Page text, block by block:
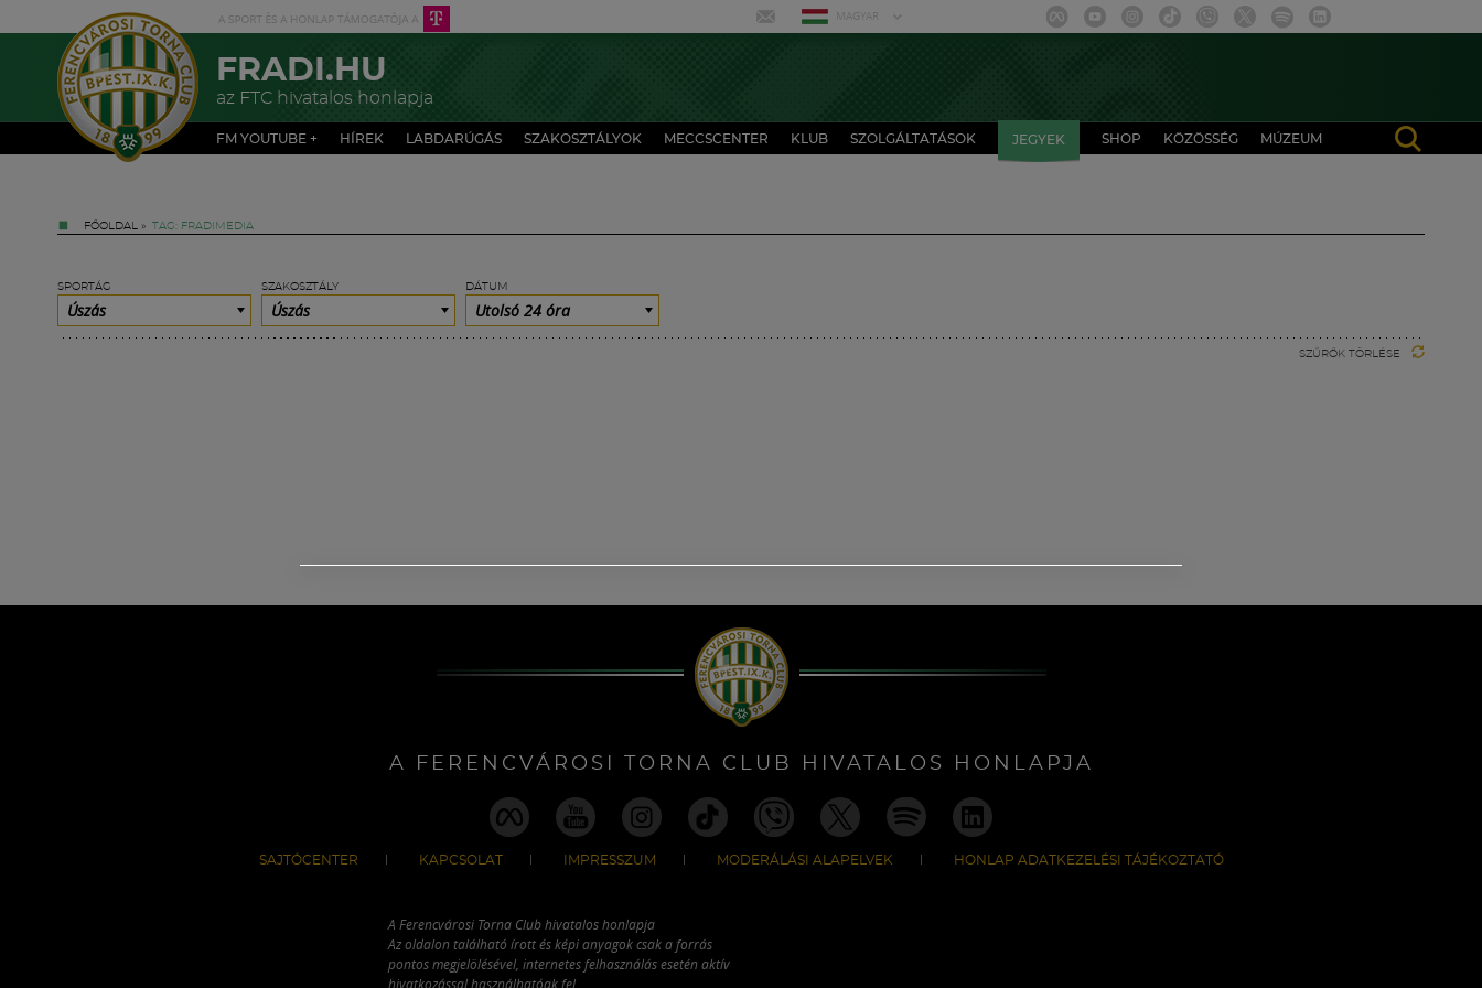
MAGYAR
FRADI.HU
az FTC hivatalos honlapja
FM YOUTUBE + HÍREK LABDARÚGÁS SZAKOSZTÁLYOK MECCSCENTER KLUB SZOLGÁLTATÁSOK JEGYEK SHOP KÖZÖSSÉG MÚZEUM
FŐOLDAL » TAG: FRADIMEDIA
SPORTÁG
Úszás
SZAKOSZTÁLY
Úszás
DÁTUM
Utolsó 24 óra
SZŰRŐK TÖRLÉSE
A FERENCVÁROSI TORNA CLUB HIVATALOS HONLAPJA
SAJTÓCENTER KAPCSOLAT IMPRESSZUM MODERÁLÁSI ALAPELVEK HONLAP ADATKEZELÉSI TÁJÉKOZTATÓ
A Ferencvárosi Torna Club hivatalos honlapja
Az oldalon található írott és képi anyagok csak a forrás
pontos megjelölésével, internetes felhasználás esetén aktív
hivatkozással használhatóak fel.